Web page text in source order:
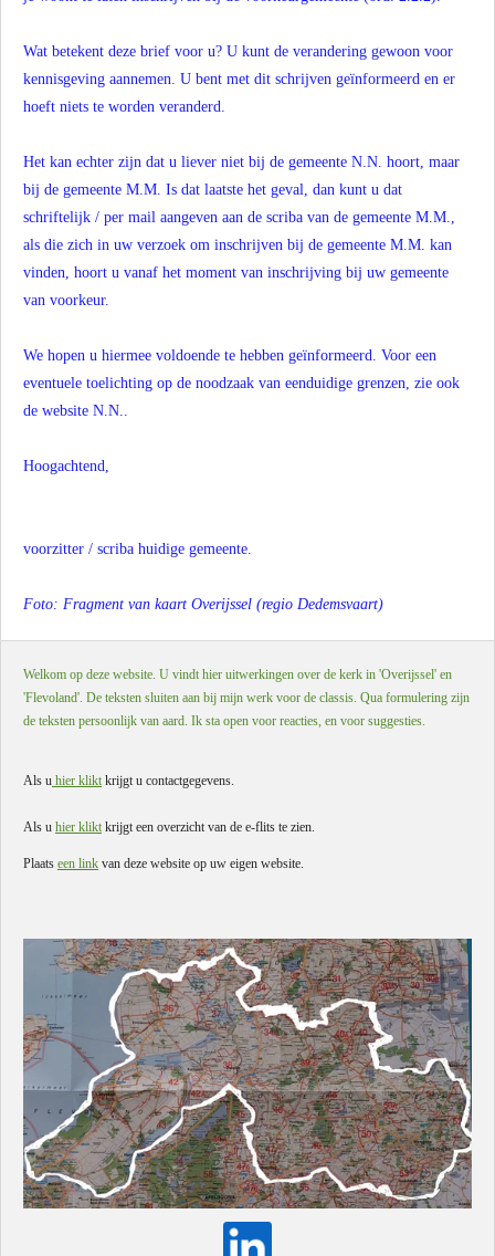
Wat betekent deze brief voor u? U kunt de verandering gewoon voor
kennisgeving aannemen. U bent met dit schrijven geïnformeerd en er
hoeft niets te worden veranderd.
Het kan echter zijn dat u liever niet bij de gemeente N.N. hoort, maar
bij de gemeente M.M. Is dat laatste het geval, dan kunt u dat
schriftelijk / per mail aangeven aan de scriba van de gemeente M.M.,
als die zich in uw verzoek om inschrijven bij de gemeente M.M. kan
vinden, hoort u vanaf het moment van inschrijving bij uw gemeente
van voorkeur.
We hopen u hiermee voldoende te hebben geïnformeerd. Voor een
eventuele toelichting op de noodzaak van eenduidige grenzen, zie ook
de website N.N..
Hoogachtend,
voorzitter / scriba huidige gemeente.
Foto: Fragment van kaart Overijssel (regio Dedemsvaart)
Welkom op deze website. U vindt hier uitwerkingen over de kerk in 'Overijssel' en
'Flevoland'. De teksten sluiten aan bij mijn werk voor de classis. Qua formulering zijn
de teksten persoonlijk van aard. Ik sta open voor reacties, en voor suggesties.
Als u hier klikt krijgt u contactgegevens.
Als u hier klikt krijgt een overzicht van de e-flits te zien.
Plaats een link van deze website op uw eigen website.